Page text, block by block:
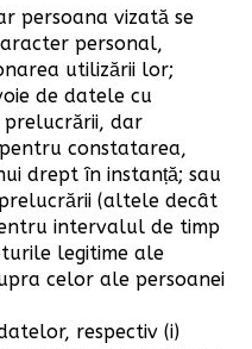
persoana vizată se
personal,
utilizării lor;
de datele cu
dar
constatarea,
drept în instanță; sau
(altele decât
intervalul de timp
legitime ale
celor ale persoanei
respectiv (i)